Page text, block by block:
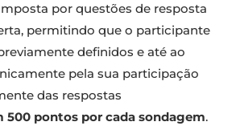
por questões de resposta
permitindo que o participante
definidos e até ao
pela sua participação
das respostas
500 pontos por cada sondagem.